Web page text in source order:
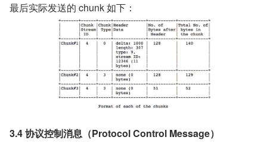
最后实际发送的 chunk 如下：
3.4 协议控制消息（Protocol Control Message）